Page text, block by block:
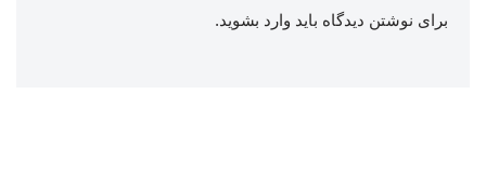
برای نوشتن دیدگاه باید وارد بشوید.